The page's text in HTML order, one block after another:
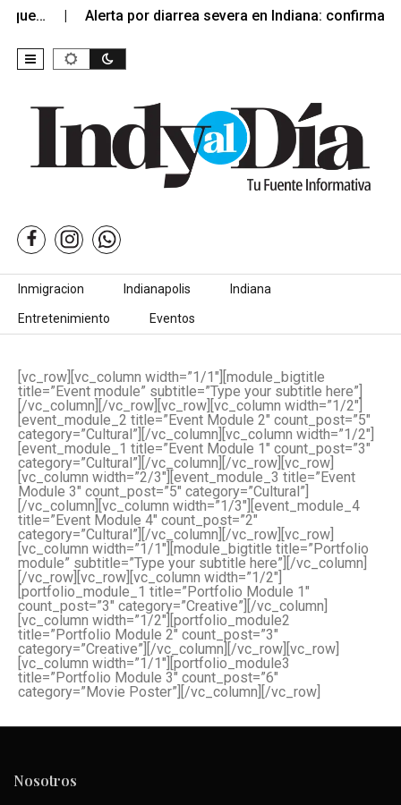
que… Alerta por diarrea severa en Indiana: confirman
Skip to content
Inmigracion Indianapolis Indiana
Entretenimiento Eventos
[vc_row][vc_column width=”1/1″][module_bigtitle
title=”Event module” subtitle=”Type your subtitle here”]
[/vc_column][/vc_row][vc_row][vc_column width=”1/2″]
[event_module_2 title=”Event Module 2″ count_post=”5″
category=”Cultural”][/vc_column][vc_column width=”1/2″]
[event_module_1 title=”Event Module 1″ count_post=”3″
category=”Cultural”][/vc_column][/vc_row][vc_row]
[vc_column width=”2/3″][event_module_3 title=”Event
Module 3″ count_post=”5″ category=”Cultural”]
[/vc_column][vc_column width=”1/3″][event_module_4
title=”Event Module 4″ count_post=”2″
category=”Cultural”][/vc_column][/vc_row][vc_row]
[vc_column width=”1/1″][module_bigtitle title=”Portfolio
module” subtitle=”Type your subtitle here”][/vc_column]
[/vc_row][vc_row][vc_column width=”1/2″]
[portfolio_module_1 title=”Portfolio Module 1″
count_post=”3″ category=”Creative”][/vc_column]
[vc_column width=”1/2″][portfolio_module2
title=”Portfolio Module 2″ count_post=”3″
category=”Creative”][/vc_column][/vc_row][vc_row]
[vc_column width=”1/1″][portfolio_module3
title=”Portfolio Module 3″ count_post=”6″
category=”Movie Poster”][/vc_column][/vc_row]
Nosotros